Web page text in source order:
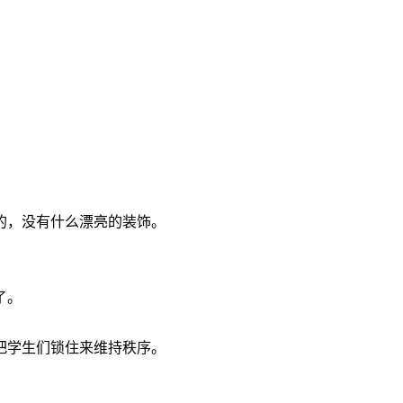
没有什么漂亮的装饰。
生们锁住来维持秩序。